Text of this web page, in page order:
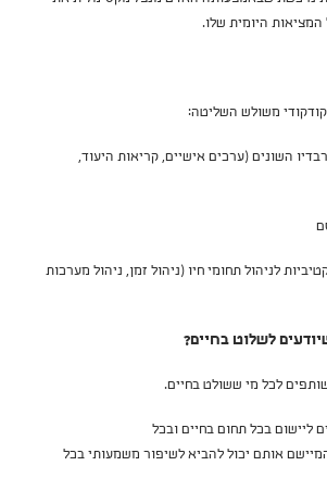
היומית שלו.
משולש השליטה:
השונים (ערכים אישיים, קריאות היעוד,
לניהול תחומי חיו (ניהול זמן, ניהול מערכות
לשלוט בחיים?
לכל מי ששולט בחיים.
ליישום בכל תחום בחיים ובכל
אותם יכול להביא לשיפור משמעותי בכל